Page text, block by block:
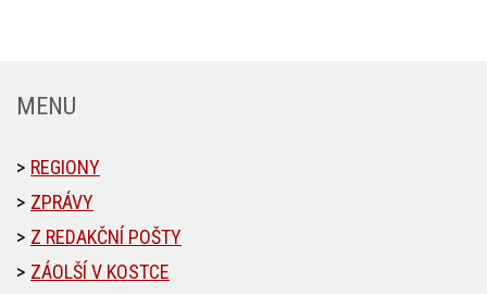
MENU
REGIONY
ZPRÁVY
Z REDAKČNÍ POŠTY
ZÁOLŠÍ V KOSTCE